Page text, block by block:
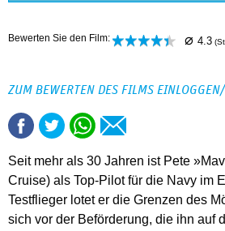
Bewerten Sie den Film: ⌀ 4.3
ZUM BEWERTEN DES FILMS
Seit mehr als 30 Jahren ist Pete
Cruise) als Top-Pilot für die Navy im
Testflieger lotet er die Grenzen des
sich vor der Beförderung, die ihn auf